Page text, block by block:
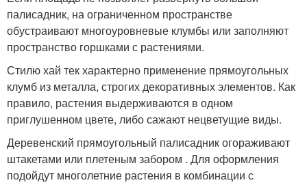
палисадник, на ограниченном пространстве
обустраивают многоуровневые клумбы или заполняют
пространство горшками с растениями.
Стилю хай тек характерно применение прямоугольных
клумб из металла, строгих декоративных элементов. Как
правило, растения выдерживаются в одном
приглушенном цвете, либо сажают нецветущие виды.
Деревенский прямоугольный палисадник огораживают
штакетами или плетеным забором . Для оформления
подойдут многолетние растения в комбинации с